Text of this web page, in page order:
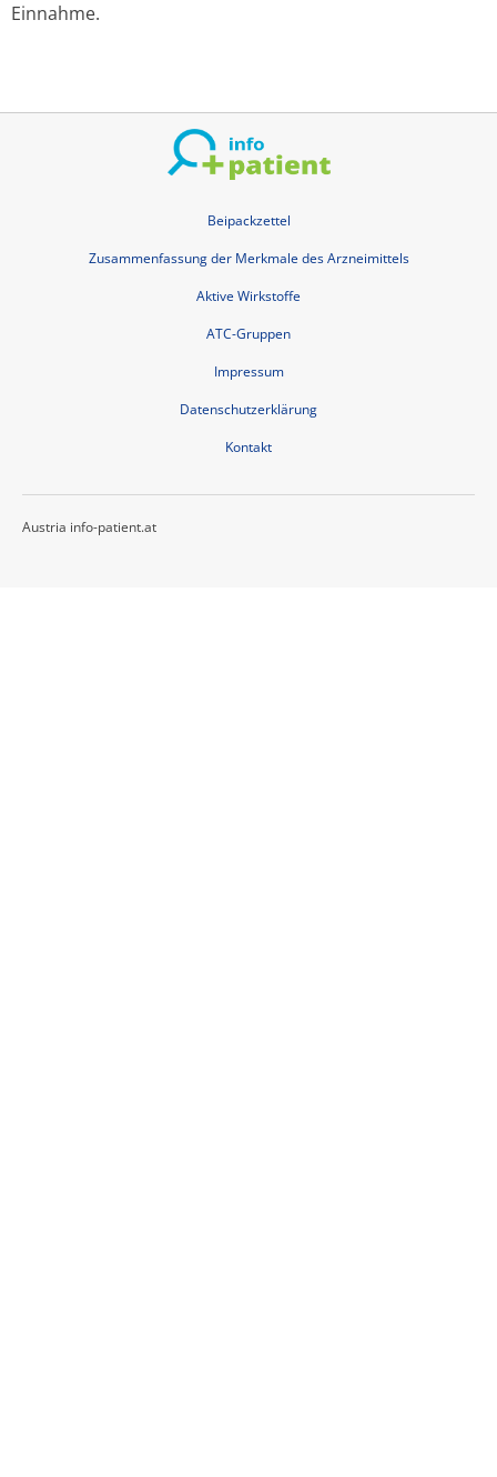
Einnahme.
Beipackzettel
Zusammenfassung der Merkmale des Arzneimittels
Aktive Wirkstoffe
ATC-Gruppen
Impressum
Datenschutzerklärung
Kontakt
Austria info-patient.at